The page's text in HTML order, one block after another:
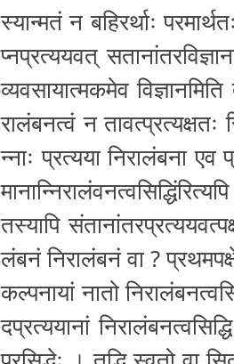
स्यान्मतं न ब­हि­र­र्थाः
प्न­प्र­त्य­य­व­त् स­ता­नां­त­र­वि
व्य­व­सा­या­त्म­क­मे­व
रा­लं­ब­न­त्वं न ता­व­त्प्र­त्य­क्ष­तः
न्नाः प्रत्यया नि­रा­लं­ब­ना एव
तस्यापि
लं­ब­नं नि­रा­लं­ब­नं वा ?
क­ल्प­ना­यां नातो
द­प्र­त्य­या­नां